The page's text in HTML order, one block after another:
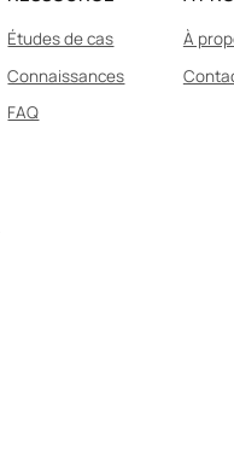
Études de cas
Connaissances
FAQ
À